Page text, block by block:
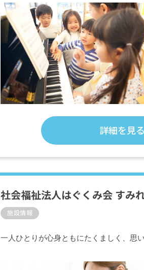
詳細を見る
社会福祉法人はぐくみ会 すみ
施設情報
一人ひとりが心身ともにたくましく、思